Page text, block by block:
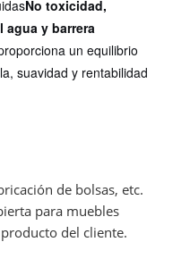
No toxicidad,
y barrera
un equilibrio
suavidad y rentabilidad
de bolsas, etc.
para muebles
del cliente.